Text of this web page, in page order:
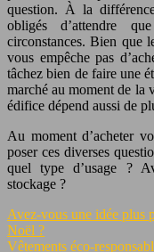
question. À la
obligés d’attendre
circonstances. Bien que
vous empêche pas
tâchez bien de faire une
marché au moment de la
édifice dépend aussi de
Au moment d’acheter
poser ces diverses
quel type d’usage ?
stockage ?
Avez-vous une idée plus
Noël ?
Vêtements éco-